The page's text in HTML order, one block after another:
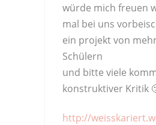
würde mich freuen
mal bei uns
ein projekt von
Schülern
und bitte viele
konstruktiver Kritik
http://